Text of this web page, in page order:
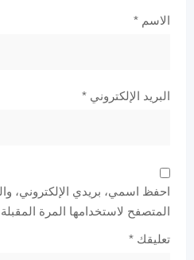
الاسم *
البريد الإلكتروني *
احفظ اسمي، بريدي الإلكتروني،
المتصفح لاستخدامها المرة
تعليقك *